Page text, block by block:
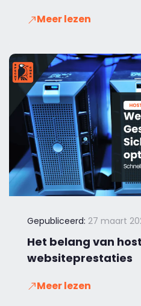
Meer lezen
Gepubliceerd: 27 maart
Het belang van
websiteprestaties
Meer lezen